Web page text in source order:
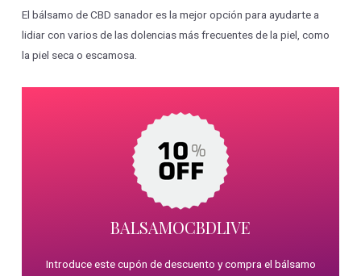
El bálsamo de CBD sanador es la mejor opción para ayudarte a
lidiar con varios de las dolencias más frecuentes de la piel, como
la piel seca o escamosa.
BALSAMOCBDLIVE
Introduce este cupón de descuento y compra el bálsamo